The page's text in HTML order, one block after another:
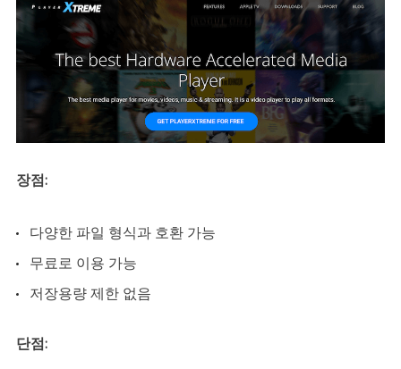
장점:
다양한 파일 형식과 호환 가능
무료로 이용 가능
저장용량 제한 없음
단점: